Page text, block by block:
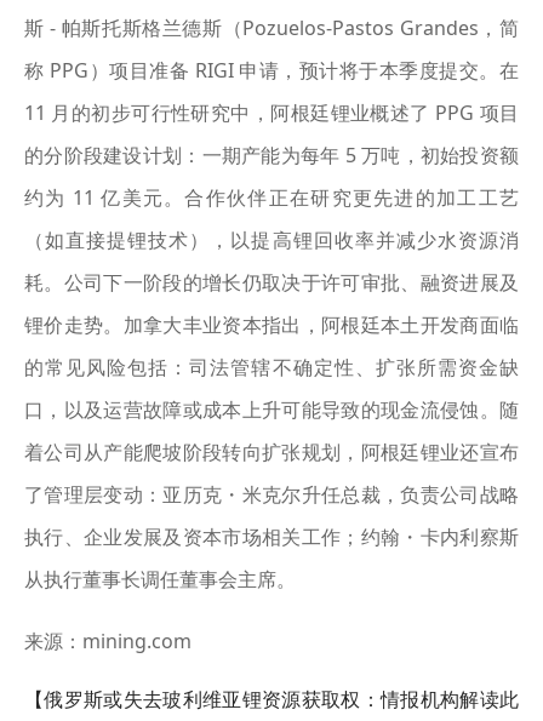
斯 - 帕斯托斯格兰德斯（Pozuelos-Pastos Grandes，简
称 PPG）项目准备 RIGI 申请，预计将于本季度提交。在
11 月的初步可行性研究中，阿根廷锂业概述了 PPG 项目
的分阶段建设计划：一期产能为每年 5 万吨，初始投资额
约为 11 亿美元。合作伙伴正在研究更先进的加工工艺
（如直接提锂技术），以提高锂回收率并减少水资源消
耗。公司下一阶段的增长仍取决于许可审批、融资进展及
锂价走势。加拿大丰业资本指出，阿根廷本土开发商面临
的常见风险包括：司法管辖不确定性、扩张所需资金缺
口，以及运营故障或成本上升可能导致的现金流侵蚀。随
着公司从产能爬坡阶段转向扩张规划，阿根廷锂业还宣布
了管理层变动：亚历克・米克尔升任总裁，负责公司战略
执行、企业发展及资本市场相关工作；约翰・卡内利察斯
从执行董事长调任董事会主席。
来源：mining.com
【俄罗斯或失去玻利维亚锂资源获取权：情报机构解读此